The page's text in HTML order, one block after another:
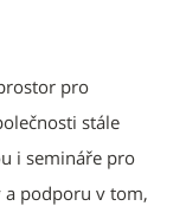
pro
stále
i semináře pro
a podporu v tom,